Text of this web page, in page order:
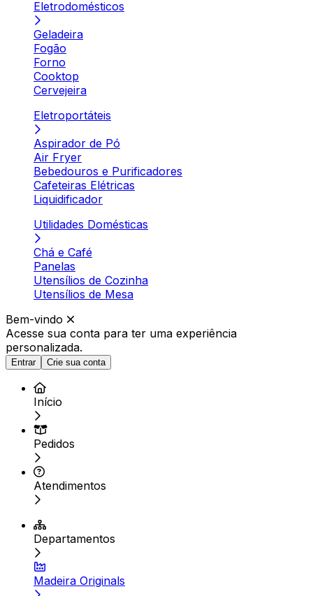
Eletrodomésticos
Geladeira
Fogão
Forno
Cooktop
Cervejeira
Eletroportáteis
Aspirador de Pó
Air Fryer
Bebedouros e Purificadores
Cafeteiras Elétricas
Liquidificador
Utilidades Domésticas
Chá e Café
Panelas
Utensílios de Cozinha
Utensílios de Mesa
Bem-vindo
Acesse sua conta para ter uma experiência
personalizada.
Entrar Crie sua conta
Início
Pedidos
Atendimentos
Departamentos
Madeira Originals